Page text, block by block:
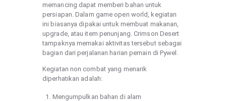
memancing dapat memberi bahan untuk
persiapan. Dalam game open world, kegiatan
ini biasanya dipakai untuk membuat makanan,
upgrade, atau item penunjang. Crimson Desert
tampaknya memakai aktivitas tersebut sebagai
bagian dari perjalanan harian pemain di Pywel.
Kegiatan non combat yang menarik
diperhatikan adalah:
Mengumpulkan bahan di alam